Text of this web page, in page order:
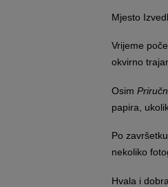
Mjesto
Vrijeme
okvirno
Osim
papira,
Po
nekoliko
Hvala i